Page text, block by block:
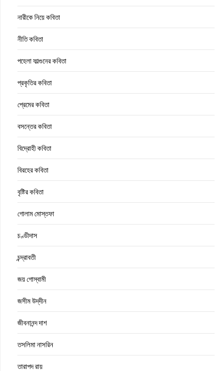
নারীকে নিয়ে কবিতা
নীতি কবিতা
পহেলা ফাল্গুনের কবিতা
প্রকৃতির কবিতা
প্রেমের কবিতা
বসন্তের কবিতা
বিদ্রোহী কবিতা
বিরহের কবিতা
বৃষ্টির কবিতা
গোলাম মোস্তফা
চণ্ডীদাস
চন্দ্রাবতী
জয় গোস্বামী
জসীম উদ্‌দীন
জীবনানন্দ দাশ
তসলিমা নাসরিন
তারাপদ রায়